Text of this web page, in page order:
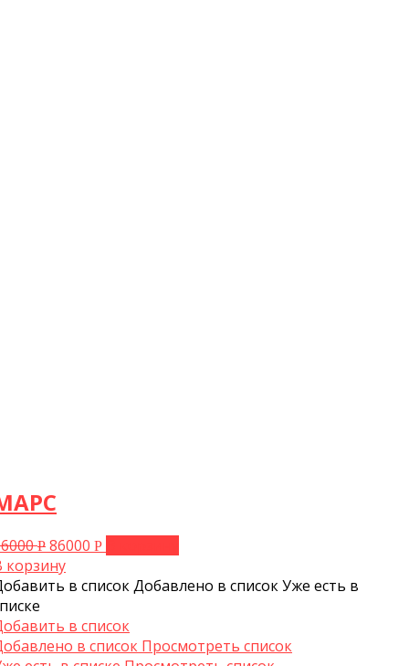
Р 86000Р
корзину
в списокДобавлено в списокУже есть в
в список
в список Просмотреть список